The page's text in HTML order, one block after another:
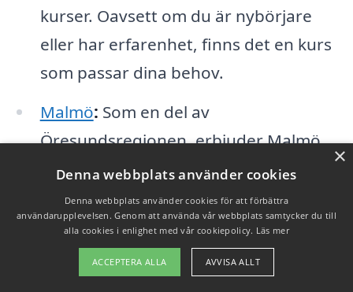
kurser. Oavsett om du är nybörjare
eller har erfarenhet, finns det en kurs
som passar dina behov.
Malmö: Som en del av
Öresundsregionen, erbjuder Malmö
ett interkulturellt perspektiv på
surdegsbakning som också ofta
inkluderar danska inslag. Perfekt för
den som vill lära sig brödets
variationsrikedom.
×
Denna webbplats använder cookies
Denna webbplats använder cookies för att förbättra
användarupplevelsen. Genom att använda vår webbplats samtycker du till
alla cookies i enlighet med vår cookiepolicy. Läs mer
ACCEPTERA ALLA AVVISA ALLT